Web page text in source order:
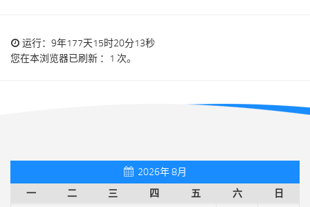
运行：9年177天15时20分13秒
您在本浏览器已刷新 ：1 次。
2026年 8月
一
二 三 四 五 六 日